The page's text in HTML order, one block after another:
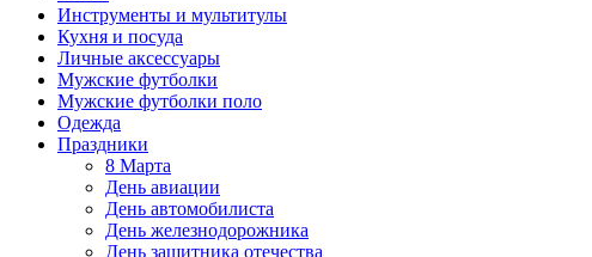
Инструменты и мультитулы
Кухня и посуда
Личные аксессуары
Мужские футболки
Мужские футболки поло
Одежда
Праздники
8 Марта
День авиации
День автомобилиста
День железнодорожника
День защитника отечества